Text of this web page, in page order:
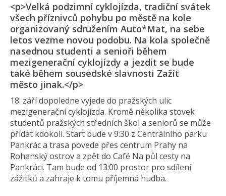
<p>Velká podzimní cyklojízda, tradiční svátek
všech příznivců pohybu po městě na kole
organizovaný sdružením Auto*Mat, na sebe
letos vezme novou podobu. Na kola společně
nasednou studenti a senioři během
mezigenerační cyklojízdy a jezdit se bude
také během sousedské slavnosti Zažít
město jinak.</p>
18. září dopoledne vyjede do pražských ulic
mezigenerační cyklojízda. Kromě několika stovek
studentů pražských středních škol a seniorů se může
přidat kdokoli. Start bude v 9:30 z Centrálního parku
Pankrác a trasa povede přes centrum Prahy na
Rohanský ostrov a zpět do Café Na půl cesty na
Pankráci. Tam bude od 13:00 prostor pro sdílení
zážitků a zahraje k tomu příjemná hudba.